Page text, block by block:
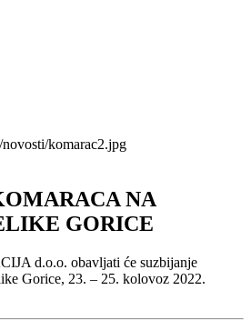
NA
GORICE
d.o.o. obavljati će suzbijanje
Gorice, 23. – 25. kolovoz 2022.